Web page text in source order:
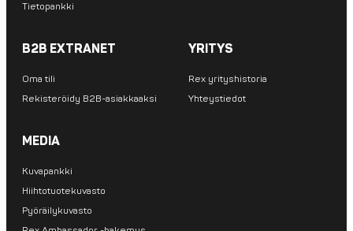
Tietopankki
B2B EXTRANET
Oma tili
Rekisteröidy B2B-asiakkaaksi
YRITYS
Rex yrityshistoria
Yhteystiedot
MEDIA
Kuvapankki
Hiihtotuotekuvasto
Pyöräilykuvasto